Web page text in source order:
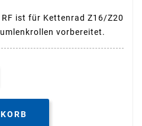
RF ist für Kettenrad Z16/Z20
vorbereitet.